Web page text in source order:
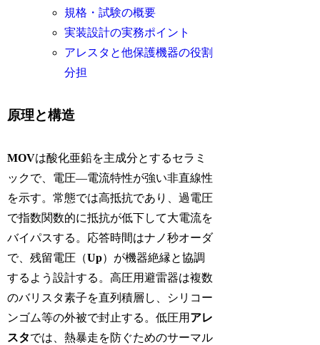
規格・試験の概要
実装設計の実務ポイント
アレスタと他保護機器の役割
分担
原理と構造
MOVは酸化亜鉛を主成分とするセラミ
ックで、電圧―電流特性が強い非直線性
を示す。常態では高抵抗であり、過電圧
で指数関数的に抵抗が低下して大電流を
バイパスする。応答時間はナノ秒オーダ
で、残留電圧（Up）が機器絶縁と協調
するよう設計する。高圧用避雷器は複数
のバリスタ素子を直列積層し、シリコー
ンゴム等の外被で封止する。低圧用 アレ
スタでは、熱暴走を防ぐためのサーマル